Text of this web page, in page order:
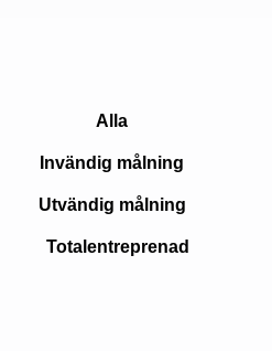
Alla
Invändig målning
Utvändig målning
Totalentreprenad